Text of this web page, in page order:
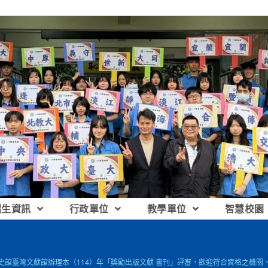
資訊 行政單位 教學單位 智慧校園
館臺灣文獻館辦理本（114）年「獎勵出版文獻 書刊」評審，歡迎符合資格之機關